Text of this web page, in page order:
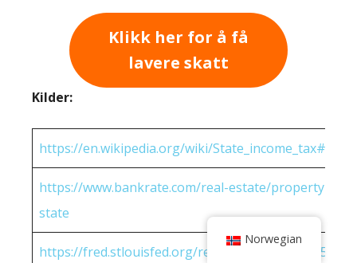
Klikk her for å få
lavere skatt
Kilder:
https://en.wikipedia.org/wiki/
https://www.bankrate.com/real-estate/property-
state
https://fred.stlouisfed.org/release/
Norwegian